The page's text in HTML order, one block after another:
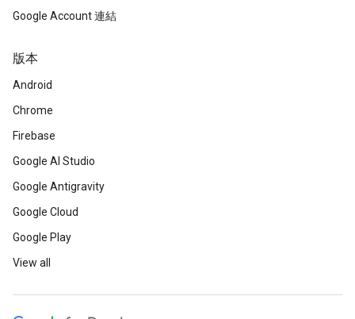
Google Account 連結
版本
Android
Chrome
Firebase
Google AI Studio
Google Antigravity
Google Cloud
Google Play
View all